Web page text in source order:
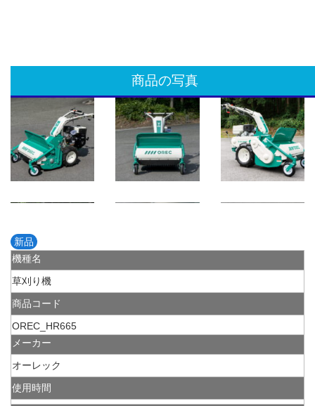
商品の写真
新品
機種名
草刈り機
商品コード
OREC_HR665
メーカー
オーレック
使用時間